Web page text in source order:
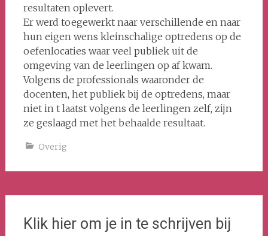
resultaten oplevert.
Er werd toegewerkt naar verschillende en naar
hun eigen wens kleinschalige optredens op de
oefenlocaties waar veel publiek uit de
omgeving van de leerlingen op af kwam.
Volgens de professionals waaronder de
docenten, het publiek bij de optredens, maar
niet in t laatst volgens de leerlingen zelf, zijn
ze geslaagd met het behaalde resultaat.
Overig
Klik hier om je in te schrijven bij